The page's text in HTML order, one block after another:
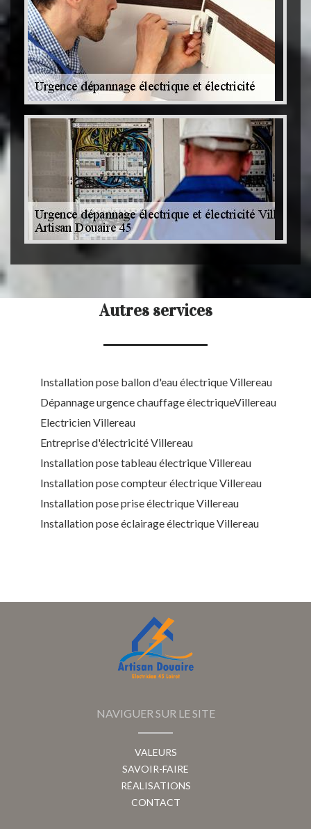
Autres services
Installation pose ballon d'eau électrique Villereau
Dépannage urgence chauffage électriqueVillereau
Electricien Villereau
Entreprise d'électricité Villereau
Installation pose tableau électrique Villereau
Installation pose compteur électrique Villereau
Installation pose prise électrique Villereau
Installation pose éclairage électrique Villereau
NAVIGUER SUR LE SITE
VALEURS
SAVOIR-FAIRE
RÉALISATIONS
CONTACT